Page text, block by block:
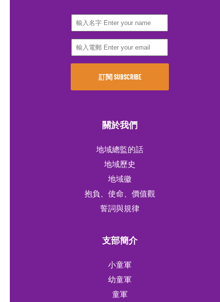
關於我們
地域總監的話
地域歷史
地域徽
抱負、使命、價值觀
誓詞與規律
支部簡介
小童軍
幼童軍
童軍